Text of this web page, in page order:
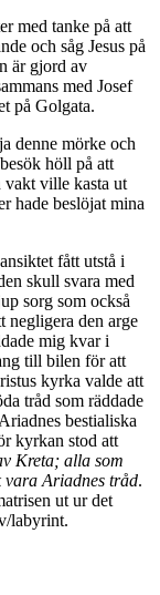
med tanke på att
och såg Jesus på
är gjord av
med Josef
på Golgata.
denne mörke och
höll på att
vakt ville kasta ut
hade beslöjat mina
fått utstå i
skull svara med
sorg som också
negligera den arge
mig kvar i
till bilen för att
kyrka valde att
tråd som räddade
bestialiska
kyrkan stod att
Kreta; alla som
vara Ariadnes tråd.
ut ur det
labyrint.